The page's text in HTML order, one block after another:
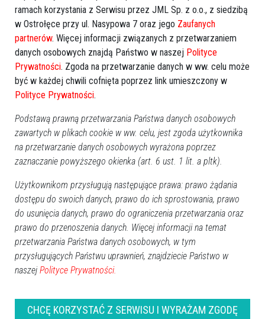
Zobacz również
Mężczyzna napadł na młode
dziewczyny: Jeszcze tego
samego wieczora został
zatrzymany
Dwaj nastoletni złodzieje z
Ostrołęki zatrzymani
Żerań Mały: Złodzieje wycięli
kiedy spała
ramach korzystania z Serwisu przez JML Sp. z o.o., z siedzibą
w Ostrołęce przy ul. Nasypowa 7 oraz jego Zaufanych
partnerów. Więcej informacji związanych z przetwarzaniem
danych osobowych znajdą Państwo w naszej Polityce
Prywatności. Zgoda na przetwarzanie danych w ww. celu może
być w każdej chwili cofnięta poprzez link umieszczony w
Polityce Prywatności.
Podstawą prawną przetwarzania Państwa danych osobowych
zawartych w plikach cookie w ww. celu, jest zgoda użytkownika
na przetwarzanie danych osobowych wyrażona poprzez
zaznaczanie powyższego okienka (art. 6 ust. 1 lit. a pltk).
Użytkownikom przysługują następujące prawa: prawo żądania
dostępu do swoich danych, prawo do ich sprostowania, prawo
do usunięcia danych, prawo do ograniczenia przetwarzania oraz
prawo do przenoszenia danych. Więcej informacji na temat
przetwarzania Państwa danych osobowych, w tym
przysługujących Państwu uprawnień, znajdziecie Państwo w
naszej Polityce Prywatności.
CHCĘ KORZYSTAĆ Z SERWISU I WYRAŻAM ZGODĘ